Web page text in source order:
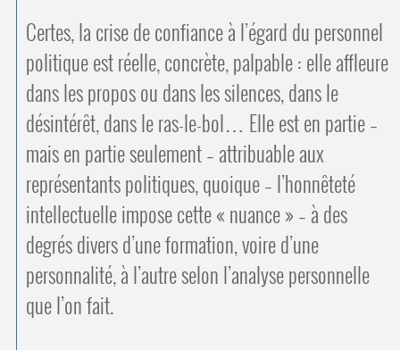
Certes, la crise de confiance à l’égard du personnel
politique est réelle, concrète, palpable : elle affleure
dans les propos ou dans les silences, dans le
désintérêt, dans le ras-le-bol… Elle est en partie –
mais en partie seulement – attribuable aux
représentants politiques, quoique – l’honnêteté
intellectuelle impose cette « nuance » – à des
degrés divers d’une formation, voire d’une
personnalité, à l’autre selon l’analyse personnelle
que l’on fait.